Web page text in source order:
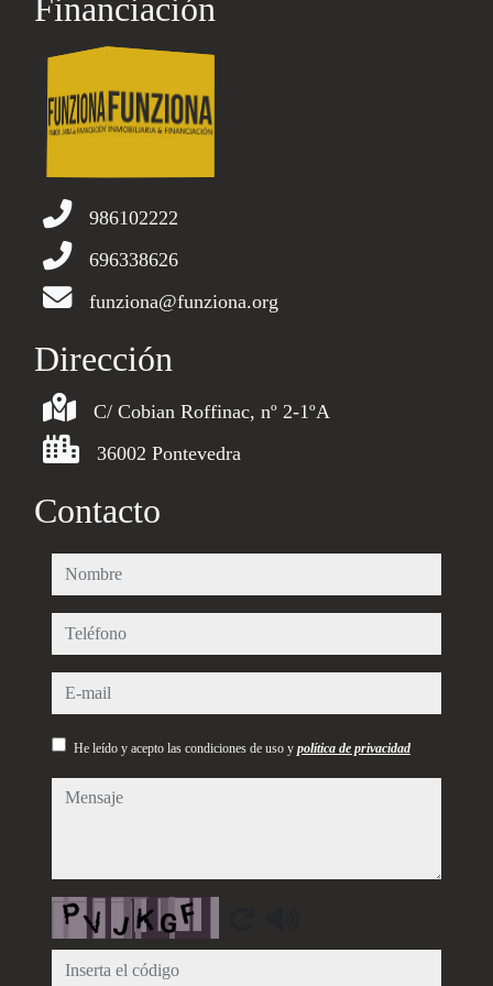
Financiación
986102222
696338626
funziona@funziona.org
Dirección
C/ Cobian Roffinac, nº 2-1ºA
36002 Pontevedra
Contacto
nombre
teléfono
e-mail
He leído y acepto las condiciones de uso y política de privacidad
mensaje
Captcha